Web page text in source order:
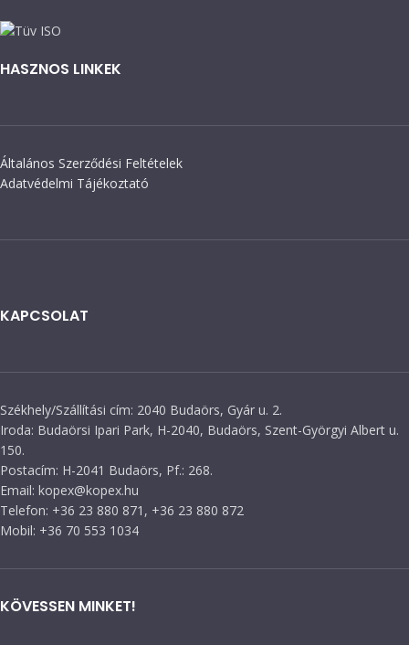
HASZNOS LINKEK
Általános Szerződési Feltételek
Adatvédelmi Tájékoztató
KAPCSOLAT
Székhely/Szállítási cím: 2040 Budaörs, Gyár u. 2.
Iroda: Budaörsi Ipari Park, H-2040, Budaörs, Szent-Györgyi Albert u.
150.
Postacím: H-2041 Budaörs, Pf.: 268.
Email: kopex@kopex.hu
Telefon: +36 23 880 871, +36 23 880 872
Mobil: +36 70 553 1034
KÖVESSEN MINKET!